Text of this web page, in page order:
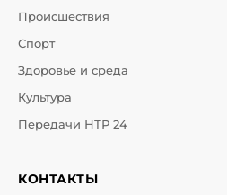
Происшествия
Спорт
Здоровье и среда
Культура
Передачи НТР 24
КОНТАКТЫ